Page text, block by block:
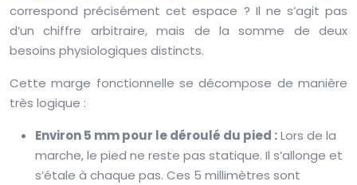
correspond précisément cet espace ? Il ne s’agit pas
d’un chiffre arbitraire, mais de la somme de deux
besoins physiologiques distincts.
Cette marge fonctionnelle se décompose de manière
très logique :
Environ 5 mm pour le déroulé du pied :Lors de la
marche, le pied ne reste pas statique. Il s’allonge et
s’étale à chaque pas. Ces 5 millimètres sont